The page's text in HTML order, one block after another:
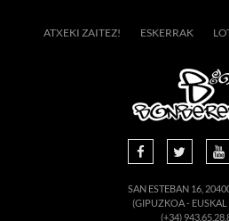
ATXEKI ZAITEZ! ESKERRAK
SAN ESTEBAN 16,
(GIPUZKOA - EUSKAL
(+34)